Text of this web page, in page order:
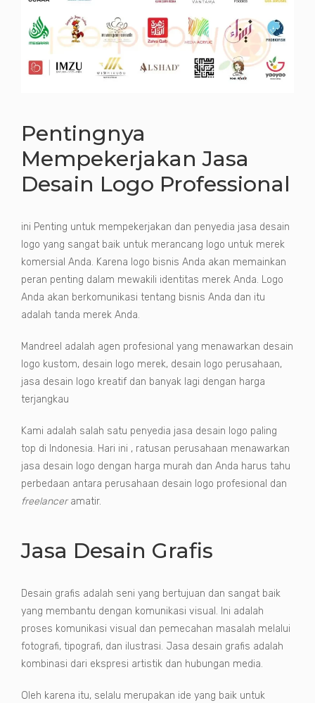
Pentingnya
Mempekerjakan Jasa
Desain Logo Professional
ini Penting untuk mempekerjakan dan penyedia jasa desain
logo yang sangat baik untuk merancang logo untuk merek
komersial Anda. Karena logo bisnis Anda akan memainkan
peran penting dalam mewakili identitas merek Anda. Logo
Anda akan berkomunikasi tentang bisnis Anda dan itu
adalah tanda merek Anda.
Mandreel adalah agen profesional yang menawarkan desain
logo kustom, desain logo merek, desain logo perusahaan,
jasa desain logo kreatif dan banyak lagi dengan harga
terjangkau
Kami adalah salah satu penyedia jasa desain logo paling
top di Indonesia. Hari ini , ratusan perusahaan menawarkan
jasa desain logo dengan harga murah dan Anda harus tahu
perbedaan antara perusahaan desain logo profesional dan
freelanceramatir.
Jasa Desain Grafis
Desain grafis adalah seni yang bertujuan dan sangat baik
yang membantu dengan komunikasi visual. Ini adalah
proses komunikasi visual dan pemecahan masalah melalui
fotografi, tipografi, dan ilustrasi. Jasa desain grafis adalah
kombinasi dari ekspresi artistik dan hubungan media.
Oleh karena itu, selalu merupakan ide yang baik untuk